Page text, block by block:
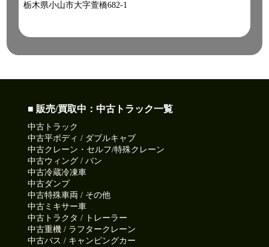
栃木県小山市大字萱橋682-1
■ 販売/買取中：中古トラック一覧
中古トラック
中古平ボディ / ダブルキャブ
中古クレーン・セルフ/特殊クレーン
中古ウィング / バン
中古冷蔵冷凍車
中古ダンプ
中古特殊車両 / その他
中古ミキサー車
中古トラクタ / トレーラー
中古重機 / ラフタークレーン
中古バス / キャンピングカー